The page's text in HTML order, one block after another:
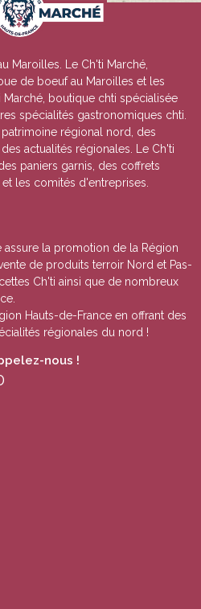
Maroilles. Le Ch'ti Marché,
de boeuf au Maroilles et les
boutique chti spécialisée
spécialités gastronomiques chti.
régional nord, des
actualités régionales. Le Ch'ti
paniers garnis, des coffrets
les comités d'entreprises.
assure la promotion de la Région
de produits terroir Nord et Pas-
Ch'ti ainsi que de nombreux
Hauts-de-France en offrant des
régionales du nord !
nous !